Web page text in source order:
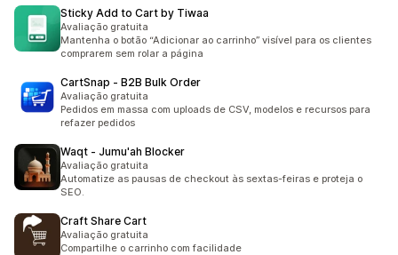
Sticky Add to Cart by Tiwaa
Avaliação gratuita
Mantenha o botão “Adicionar ao carrinho” visível para os clientes
comprarem sem rolar a página
CartSnap ‑ B2B Bulk Order
Avaliação gratuita
Pedidos em massa com uploads de CSV, modelos e recursos para
refazer pedidos
Waqt ‑ Jumu'ah Blocker
Avaliação gratuita
Automatize as pausas de checkout às sextas-feiras e proteja o
SEO.
Craft Share Cart
Avaliação gratuita
Compartilhe o carrinho com facilidade